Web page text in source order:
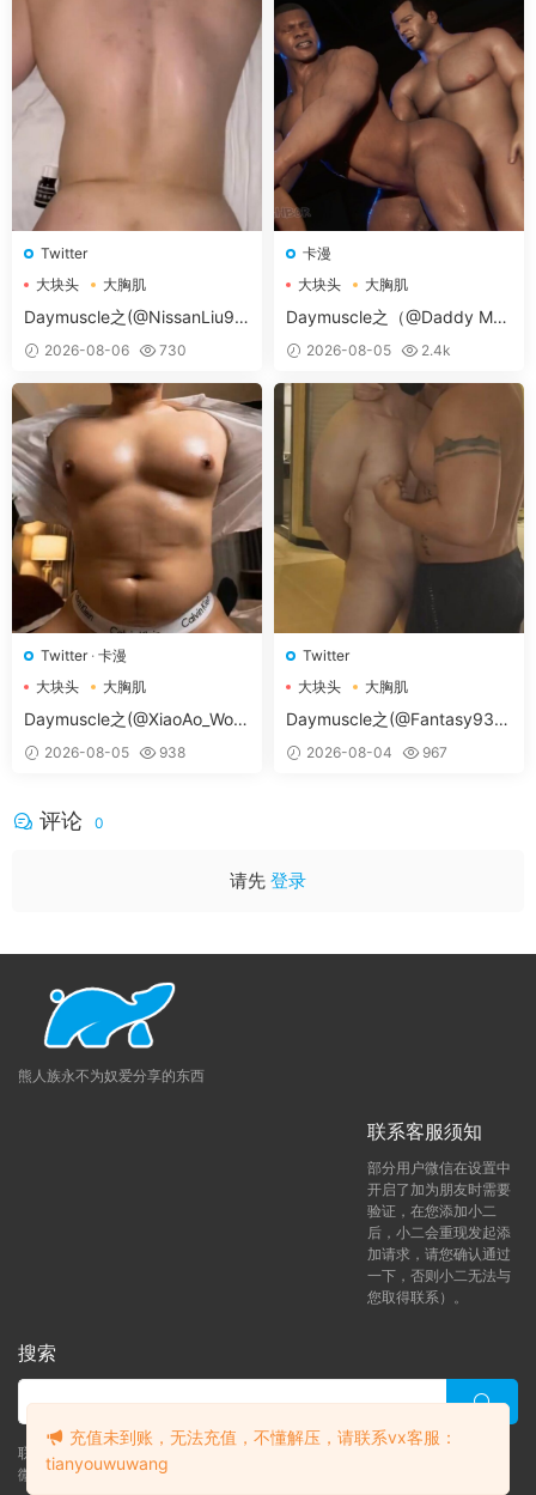
Twitter
大块头
大胸肌
大胸肌肉男
Daymuscle之(@NissanLiu98
-@Nissan98）
2026-08-06 730
卡漫
大块头
大胸肌
大胸肌肉男
Daymuscle之（@Daddy May
Love v.17d ANDROID-卡漫）
（27.8MB）
2026-08-05 2.4k
Twitter· 卡漫
大块头
大胸肌
大胸肌肉男
Daymuscle之(@XiaoAo_Worl
d-@XiaoAo.art）
2026-08-05 938
Twitter
大块头
大胸肌
大胸肌肉男
Daymuscle之(@Fantasy938
15579-@孔控Kong）
2026-08-04 967
评论 0
请先 登录
熊人族永不为奴爱分享的东西
联系客服须知
部分用户微信在设置中
开启了加为朋友时需要
验证，在您添加小二
后，小二会重现发起添
加请求，请您确认通过
一下，否则小二无法与
您取得联系）。
搜索
联系客服 (添加后告诉客服-来自熊人族咨询问题)
微信客服（tianyouwuwang）
充值未到账，无法充值，不懂解压，请联系vx客服：
tianyouwuwang